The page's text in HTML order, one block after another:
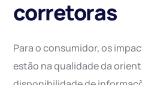
corretoras
Para o consumidor, os
estão na qualidade da